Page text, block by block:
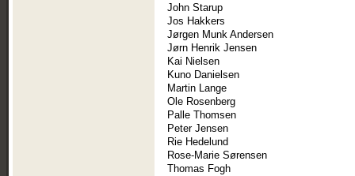
John Starup
Jos Hakkers
Jørgen Munk Andersen
Jørn Henrik Jensen
Kai Nielsen
Kuno Danielsen
Martin Lange
Ole Rosenberg
Palle Thomsen
Peter Jensen
Rie Hedelund
Rose-Marie Sørensen
Thomas Fogh